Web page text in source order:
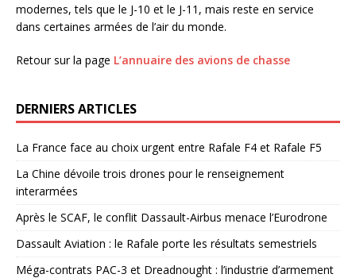
modernes, tels que le J-10 et le J-11, mais reste en service
dans certaines armées de l’air du monde.
Retour sur la page L’annuaire des avions de chasse
DERNIERS ARTICLES
La France face au choix urgent entre Rafale F4 et Rafale F5
La Chine dévoile trois drones pour le renseignement
interarmées
Après le SCAF, le conflit Dassault-Airbus menace l’Eurodrone
Dassault Aviation : le Rafale porte les résultats semestriels
Méga-contrats PAC-3 et Dreadnought : l’industrie d’armement